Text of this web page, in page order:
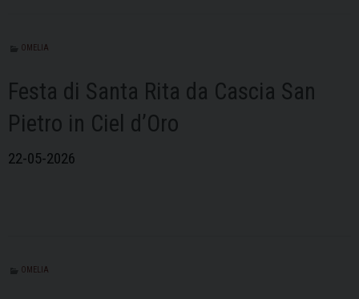
OMELIA
Festa di Santa Rita da Cascia San
Pietro in Ciel d’Oro
22-05-2026
OMELIA